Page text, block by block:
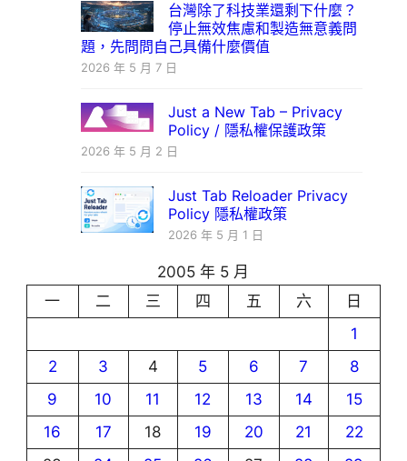
台灣除了科技業還剩下什麼？
停止無效焦慮和製造無意義問
題，先問問自己具備什麼價值
2026 年 5 月 7 日
Just a New Tab – Privacy
Policy / 隱私權保護政策
2026 年 5 月 2 日
Just Tab Reloader Privacy
Policy 隱私權政策
2026 年 5 月 1 日
2005 年 5 月
一
二 三 四 五 六
日
1
2
3 4 5 6 7
8
9
10 11 12 13 14
15
16
17 18 19 20 21
22